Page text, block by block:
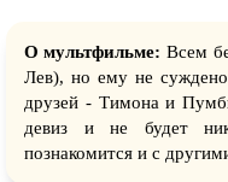
О мультфильме: Всем
Лев), но ему не
друзей - Тимона и
девиз и не будет
познакомится и с